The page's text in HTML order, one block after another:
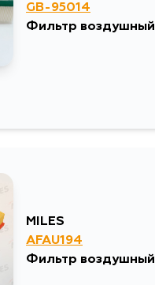
GB-95014
Фильтр воздушный
MILES
AFAU194
Фильтр воздушный